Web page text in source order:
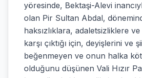
yöresinde, Bektaşi-Alevi
olan Pir Sultan Abdal,
haksızlıklara, adaletsizliklere
karşı çıktığı için, deyişlerini ve
beğenmeyen ve onun halka
olduğunu düşünen Vali Hızır